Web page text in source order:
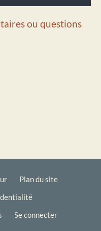
ou questions
Plan du site
Se connecter